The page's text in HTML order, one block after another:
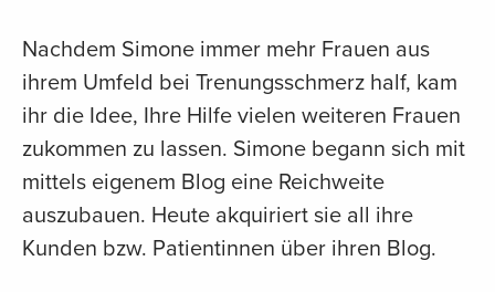
Nachdem Simone immer mehr Frauen aus
ihrem Umfeld bei Trenungsschmerz half, kam
ihr die Idee, Ihre Hilfe vielen weiteren Frauen
zukommen zu lassen. Simone begann sich mit
mittels eigenem Blog eine Reichweite
auszubauen. Heute akquiriert sie all ihre
Kunden bzw. Patientinnen über ihren Blog.